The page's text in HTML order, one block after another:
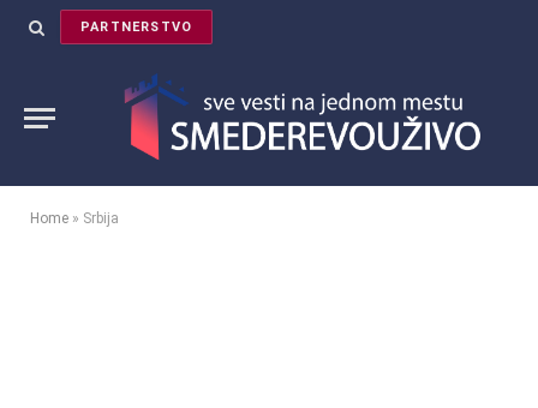
PARTNERSTVO
Home » Srbija